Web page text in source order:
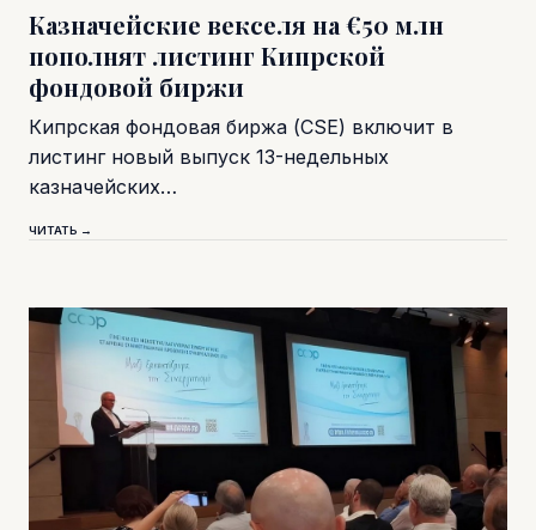
Казначейские векселя на €50 млн
пополнят листинг Кипрской
фондовой биржи
Кипрская фондовая биржа (CSE) включит в
листинг новый выпуск 13-недельных
казначейских…
ЧИТАТЬ →